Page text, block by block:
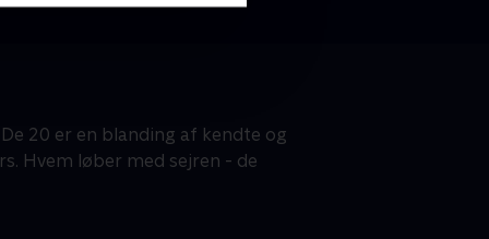
20 er en blanding af kendte og
Hvem løber med sejren - de